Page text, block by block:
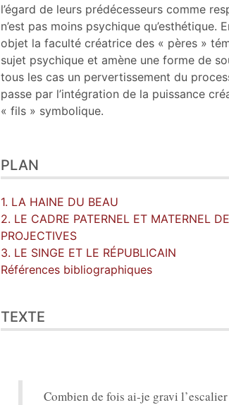
l’égard de leurs prédécesseurs comme
n’est pas moins psychique qu’esthétique.
objet la faculté créatrice des « pères »
sujet psychique et amène une forme de
tous les cas un pervertissement du
passe par l’intégration de la puissance
« fils » symbolique.
PLAN
1. LA HAINE DU BEAU
2. LE CADRE PATERNEL ET MATERNEL
PROJECTIVES
3. LE SINGE ET LE RÉPUBLICAIN
Références bibliographiques
TEXTE
Combien de fois ai-je gravi